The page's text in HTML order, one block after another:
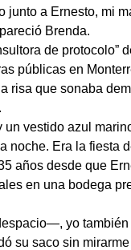
junto a Ernesto, mi
Brenda.
de protocolo”
públicas en
risa que sonaba
un vestido azul
noche. Era la fiesta
años desde que
en una bodega
yo también
su saco sin